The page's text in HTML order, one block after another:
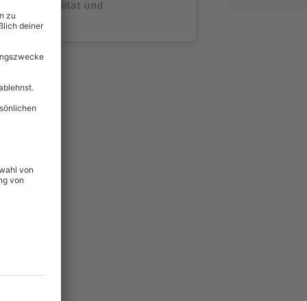
volle Flexibilität und
& verlängerbar.